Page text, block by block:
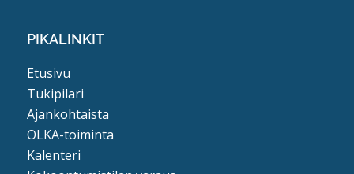
PIKALINKIT
Etusivu
Tukipilari
Ajankohtaista
OLKA-toiminta
Kalenteri